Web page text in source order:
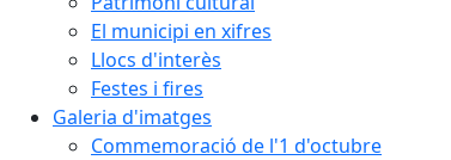
El municipi en xifres
Llocs d'interès
Festes i fires
Galeria d'imatges
Commemoració de l'1 d'octubre